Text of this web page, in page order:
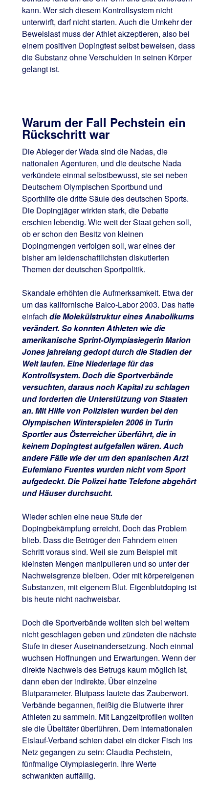
kann. Wer sich diesem Kontrollsystem nicht
unterwirft, darf nicht starten. Auch die Umkehr der
Beweislast muss der Athlet akzeptieren, also bei
einem positiven Dopingtest selbst beweisen, dass
die Substanz ohne Verschulden in seinen Körper
gelangt ist.
Warum der Fall Pechstein ein
Rückschritt war
Die Ableger der Wada sind die Nadas, die
nationalen Agenturen, und die deutsche Nada
verkündete einmal selbstbewusst, sie sei neben
Deutschem Olympischen Sportbund und
Sporthilfe die dritte Säule des deutschen Sports.
Die Dopingjäger wirkten stark, die Debatte
erschien lebendig. Wie weit der Staat gehen soll,
ob er schon den Besitz von kleinen
Dopingmengen verfolgen soll, war eines der
bisher am leidenschaftlichsten diskutierten
Themen der deutschen Sportpolitik.
Skandale erhöhten die Aufmerksamkeit. Etwa der
um das kalifornische Balco-Labor 2003. Das hatte
einfach die Molekülstruktur eines Anabolikums
verändert. So konnten Athleten wie die
amerikanische Sprint-Olympiasiegerin Marion
Jones jahrelang gedopt durch die Stadien der
Welt laufen. Eine Niederlage für das
Kontrollsystem. Doch die Sportverbände
versuchten, daraus noch Kapital zu schlagen
und forderten die Unterstützung von Staaten
an. Mit Hilfe von Polizisten wurden bei den
Olympischen Winterspielen 2006 in Turin
Sportler aus Österreicher überführt, die in
keinem Dopingtest aufgefallen wären. Auch
andere Fälle wie der um den spanischen Arzt
Eufemiano Fuentes wurden nicht vom Sport
aufgedeckt. Die Polizei hatte Telefone abgehört
und Häuser durchsucht.
Wieder schien eine neue Stufe der
Dopingbekämpfung erreicht. Doch das Problem
blieb. Dass die Betrüger den Fahndern einen
Schritt voraus sind. Weil sie zum Beispiel mit
kleinsten Mengen manipulieren und so unter der
Nachweisgrenze bleiben. Oder mit körpereigenen
Substanzen, mit eigenem Blut. Eigenblutdoping ist
bis heute nicht nachweisbar.
Doch die Sportverbände wollten sich bei weitem
nicht geschlagen geben und zündeten die nächste
Stufe in dieser Auseinandersetzung. Noch einmal
wuchsen Hoffnungen und Erwartungen. Wenn der
direkte Nachweis des Betrugs kaum möglich ist,
dann eben der indirekte. Über einzelne
Blutparameter. Blutpass lautete das Zauberwort.
Verbände begannen, fleißig die Blutwerte ihrer
Athleten zu sammeln. Mit Langzeitprofilen wollten
sie die Übeltäter überführen. Dem Internationalen
Eislauf-Verband schien dabei ein dicker Fisch ins
Netz gegangen zu sein: Claudia Pechstein,
fünfmalige Olympiasiegerin. Ihre Werte
schwankten auffällig.